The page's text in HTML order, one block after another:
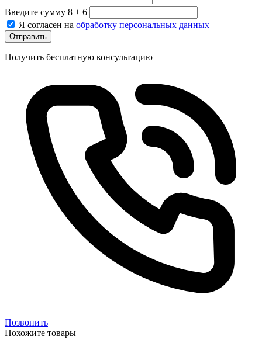
Введите сумму 8 + 6
Я согласен на обработку персональных данных
Отправить
Получить бесплатную консультацию
Позвонить
Похожите товары